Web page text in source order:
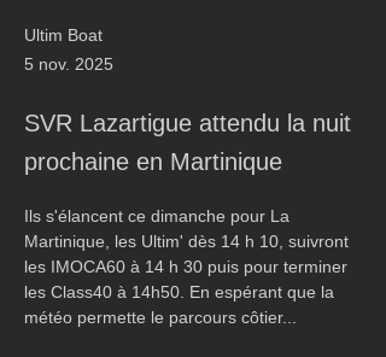
Ultim Boat
5 nov. 2025
SVR Lazartigue attendu la nuit
prochaine en Martinique
Ils s'élancent ce dimanche pour La
Martinique, les Ultim' dès 14 h 10, suivront
les IMOCA60 à 14 h 30 puis pour terminer
les Class40 à 14h50. En espérant que la
météo permette le parcours côtier...